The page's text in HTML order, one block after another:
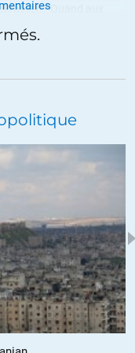
Quand aux
Hollande et de son
oui il faut des éléments
Il
« régime » syrien qui
les kurdes.
accord conclu avec les
erreurs des
non discutés. Avec
dés le départ